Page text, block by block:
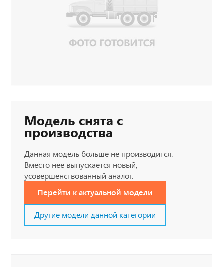
Модель снята с
производства
Данная модель больше не производится.
Вместо нее выпускается новый,
усовершенствованный аналог.
Перейти к актуальной модели
Другие модели данной категории